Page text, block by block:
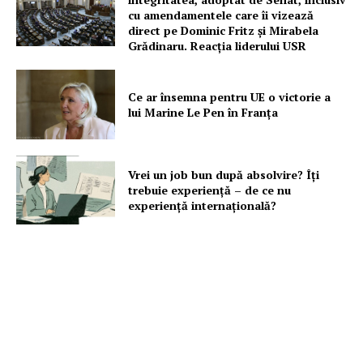
cu amendamentele care îi vizează
direct pe Dominic Fritz și Mirabela
Grădinaru. Reacția liderului USR
Ce ar însemna pentru UE o victorie a
lui Marine Le Pen în Franța
Vrei un job bun după absolvire? Îți
trebuie experiență – de ce nu
experiență internațională?